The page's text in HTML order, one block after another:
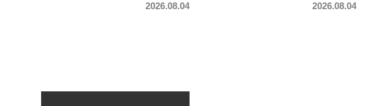
2026.08.04 2026.08.04